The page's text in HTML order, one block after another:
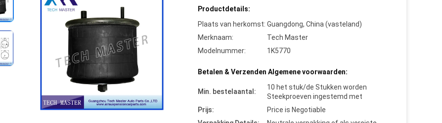
Productdetails:
Plaats van herkomst: Guangdong, China (vasteland)
Merknaam:
Tech Master
Modelnummer:
1K5770
Betalen & Verzenden Algemene voorwaarden:
Min. bestelaantal:
10 het stuk/de Stukken worden
Steekproeven ingestemd met
Prijs:
Price is Negotiable